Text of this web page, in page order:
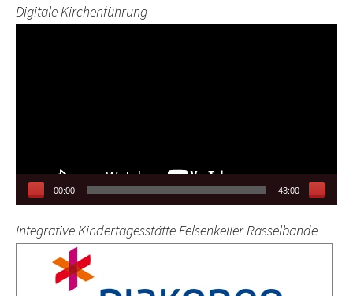
Digitale Kirchenführung
00:00 43:00
Integrative Kindertagesstätte Felsenkeller Rasselbande